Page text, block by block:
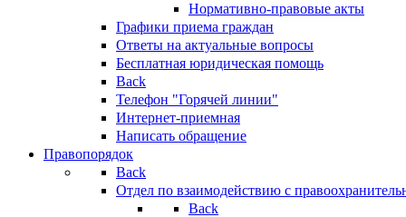
Нормативно-правовые акты
Графики приема граждан
Ответы на актуальные вопросы
Бесплатная юридическая помощь
Back
Телефон "Горячей линии"
Интернет-приемная
Написать обращение
Правопорядок
Back
Отдел по взаимодействию с
Back